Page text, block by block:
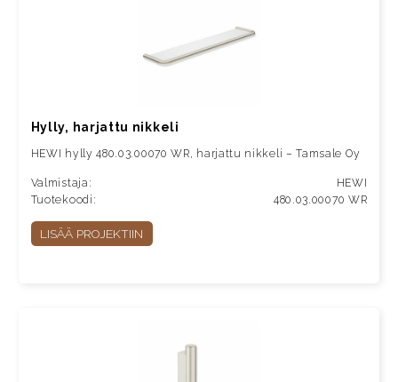
Hylly, harjattu nikkeli
HEWI hylly 480.03.00070 WR, harjattu nikkeli – Tamsale Oy
Valmistaja:
HEWI
Tuotekoodi:
480.03.00070 WR
LISÄÄ PROJEKTIIN